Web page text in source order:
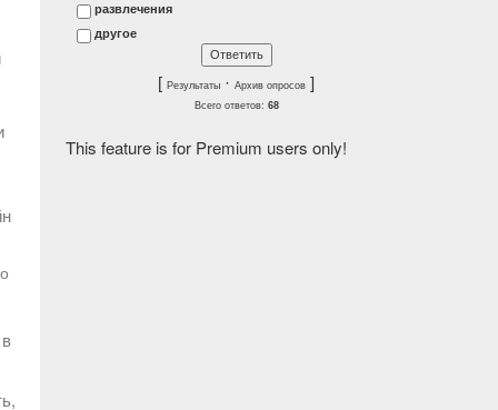
развлечения
другое
[Результаты ·Архив опросов ]
Всего ответов: 68
This feature is for Premium users only!